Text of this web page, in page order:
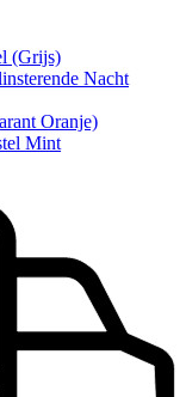
(Grijs)
Nacht
Oranje)
Mint